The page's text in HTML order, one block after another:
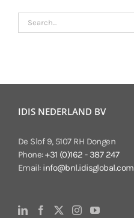
IDIS NEDERLAND BV
De Slof 9, 5107 RH Dongen
Phone:+31 (0)162 - 387 247
Email: info@bnl.idisglobal.com